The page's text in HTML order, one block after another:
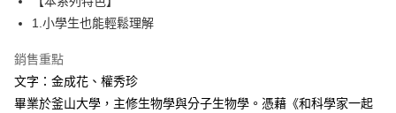
1.小學生也能輕鬆理解
銷售重點
文字：金成花、權秀珍
畢業於釜山大學，主修生物學與分子生物學。憑藉《和科學家一起